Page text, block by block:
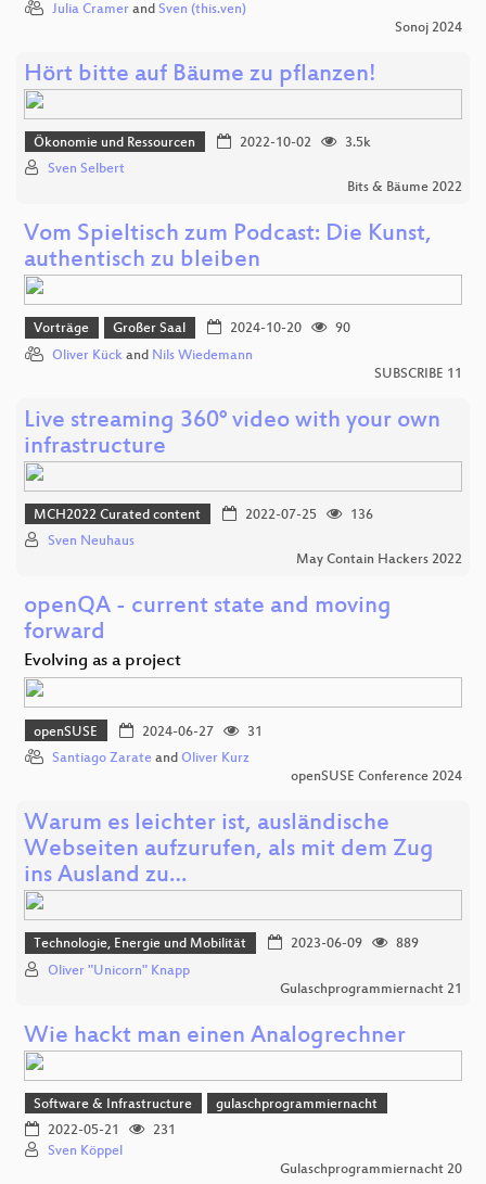
Julia Cramer and Sven (this.ven)
Sonoj 2024
Hört bitte auf Bäume zu pflanzen!
Ökonomie und Ressourcen 2022-10-02
3.5k
Sven Selbert
Bits & Bäume 2022
Vom Spieltisch zum Podcast: Die Kunst,
authentisch zu bleiben
Vorträge Großer Saal 2024-10-20
90
Oliver Kück and Nils Wiedemann
SUBSCRIBE 11
Live streaming 360° video with your own
infrastructure
MCH2022 Curated content 2022-07-25
136
Sven Neuhaus
May Contain Hackers 2022
openQA - current state and moving
forward
Evolving as a project
openSUSE 2024-06-27
31
Santiago Zarate and Oliver Kurz
openSUSE Conference 2024
Warum es leichter ist, ausländische
Webseiten aufzurufen, als mit dem Zug
ins Ausland zu…
Technologie, Energie und Mobilität 2023-06-09
889
Oliver "Unicorn" Knapp
Gulaschprogrammiernacht 21
Wie hackt man einen Analogrechner
Software & Infrastructure
gulaschprogrammiernacht
2022-05-21
231
Sven Köppel
Gulaschprogrammiernacht 20